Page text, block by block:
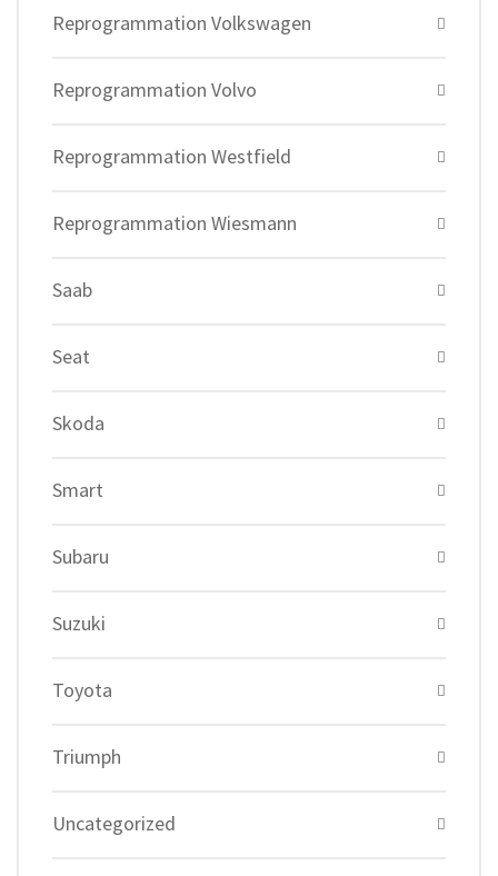
Reprogrammation Volkswagen
Reprogrammation Volvo
Reprogrammation Westfield
Reprogrammation Wiesmann
Saab
Seat
Skoda
Smart
Subaru
Suzuki
Toyota
Triumph
Uncategorized